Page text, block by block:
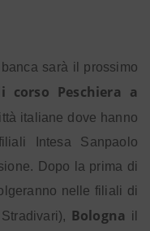
banca sarà il prossimo
corso Peschiera a
italiane dove hanno
Intesa Sanpaolo
Dopo la prima di
nelle filiali di
Bologna il